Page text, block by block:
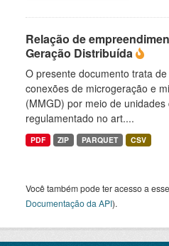
Relação de
Geração Distribuída
O presente documento trata
conexões de microgeração e
(MMGD) por meio de
regulamentado no art....
PDF ZIP PARQUET CSV
Você também pode ter acesso a
Documentação da API).